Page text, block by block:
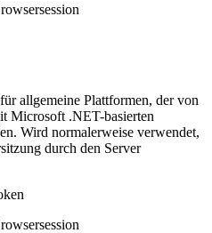
allgemeine Plattformen, der von
Microsoft .NET-basierten
Wird normalerweise verwendet,
durch den Server